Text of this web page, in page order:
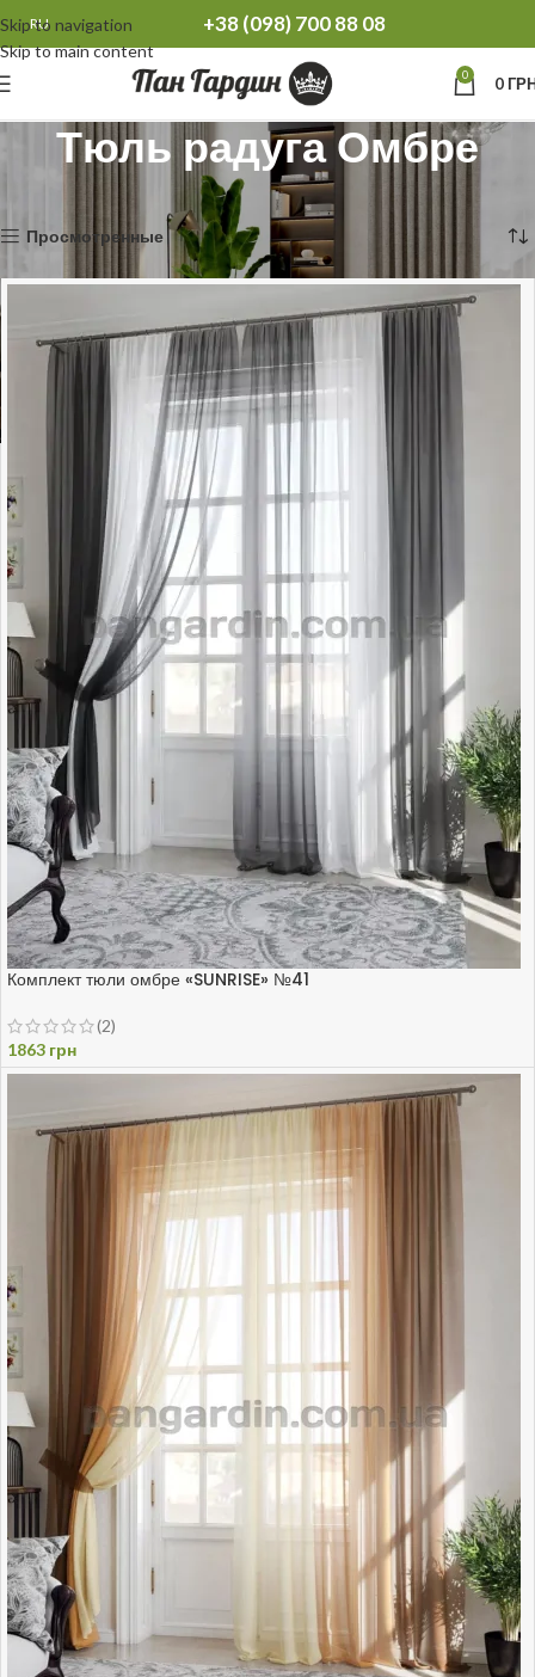
Skip to navigation
Skip to main content
RU +38 (098) 700 88 08
0 0
Тюль радуга Омбре
Тюль радуга Омбре
Просмотренные
Комплект тюли омбре «SUNRISE» №41
(2)
1863 грн